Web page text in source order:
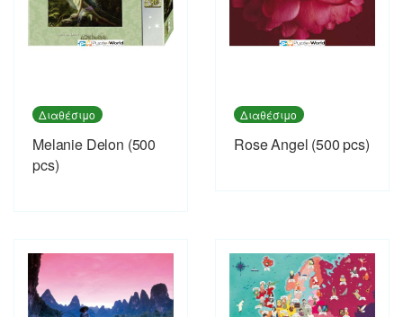
Διαθέσιμο
Melanie Delon (500
pcs)
Διαθέσιμο
Rose Angel (500 pcs)